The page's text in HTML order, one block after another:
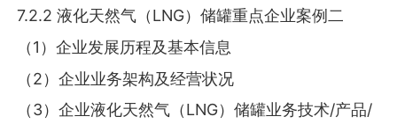
7.2.2 液化天然气（LNG）储罐重点企业案例二
（1）企业发展历程及基本信息
（2）企业业务架构及经营状况
（3）企业液化天然气（LNG）储罐业务技术/产品/